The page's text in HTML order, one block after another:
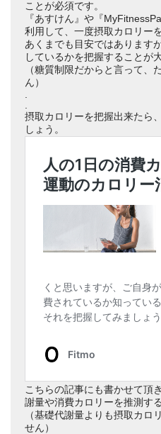
ことが必須です。
『あすけん』や『
利用して、一度摂取カロリー
あくまでも目安ではあります
しているかを把握することが
（糖質制限だからと言って、
ん）
.
.
摂取カロリーを把握出来たら
しょう。
こちらの記事にも書かせて頂
謝量や消費カロリーを推測す
（基礎代謝量よりも摂取カロ
せん）